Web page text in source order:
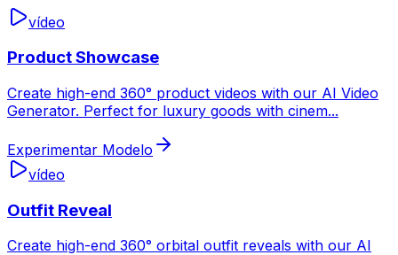
vídeo
Product Showcase
Create high-end 360° product videos with our AI Video
Generator. Perfect for luxury goods with cinem...
Experimentar Modelo
vídeo
Outfit Reveal
Create high-end 360° orbital outfit reveals with our AI